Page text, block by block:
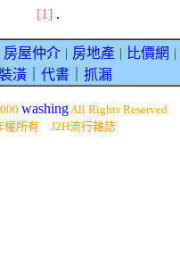
[1] .
房屋仲介｜ 房地產｜ 比價網
潢
代書 抓漏
washingAll Rights Reserved
權所有 J2H流行雜誌